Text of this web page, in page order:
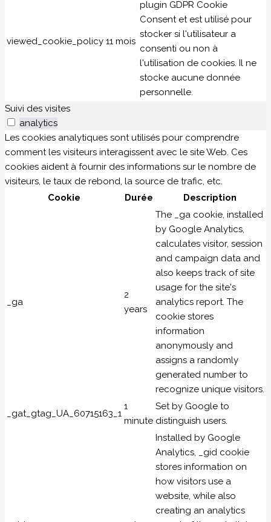
viewed_cookie_policy 11 mois
plugin GDPR Cookie
Consent et est utilisé pour
stocker si l'utilisateur a
consenti ou non à
l'utilisation de cookies. Il ne
stocke aucune donnée
personnelle.
Suivi des visites
analytics
Les cookies analytiques sont utilisés pour comprendre
comment les visiteurs interagissent avec le site Web. Ces
cookies aident à fournir des informations sur le nombre de
visiteurs, le taux de rebond, la source de trafic, etc.
Cookie
Durée Description
_ga
2
years
The _ga cookie, installed
by Google Analytics,
calculates visitor, session
and campaign data and
also keeps track of site
usage for the site's
analytics report. The
cookie stores
information
anonymously and
assigns a randomly
generated number to
recognize unique visitors.
_gat_gtag_UA_60715163_1
1
minute
Set by Google to
distinguish users.
Installed by Google
Analytics, _gid cookie
stores information on
how visitors use a
website, while also
creating an analytics